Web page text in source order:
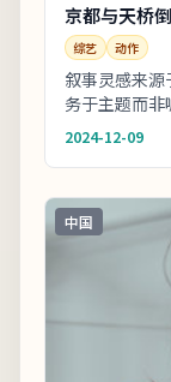
京都与天桥
综艺 动作
叙事灵感来
务于主题而非
中的心理博弈
2024-12-09
中国